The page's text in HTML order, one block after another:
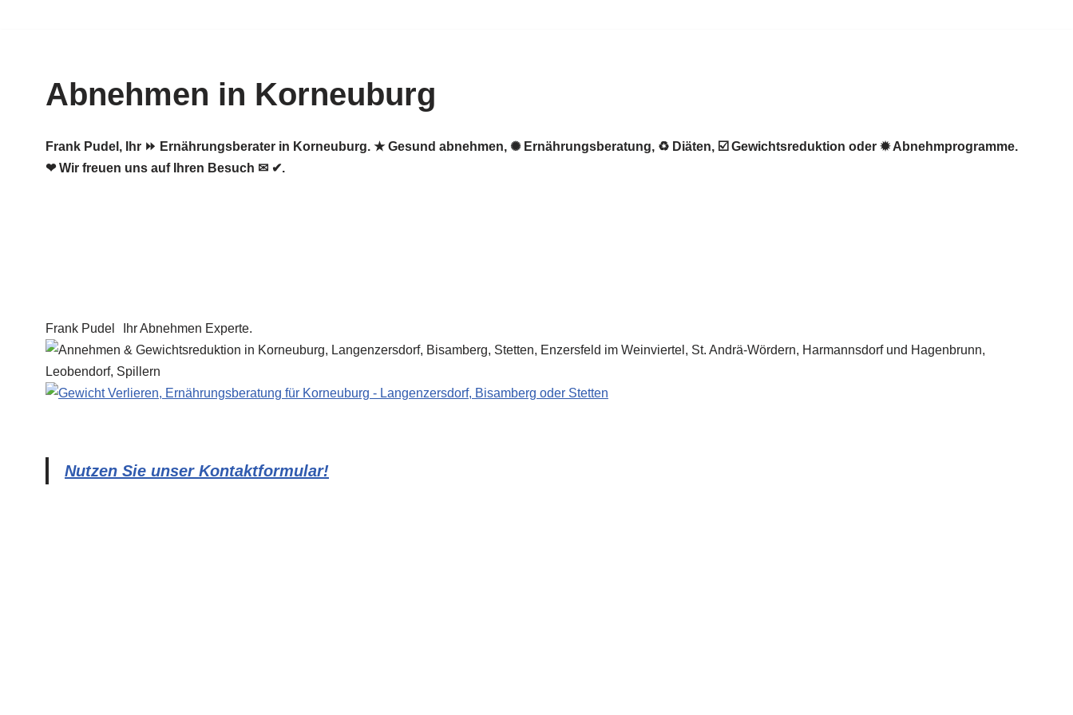
springenAbnehmen in Korneuburg
Frank Pudel, Ihr ⏩ Ernährungsberater in Korneuburg. ★ Gesund abnehmen, ✺ Ernährungsberatung, ♻ Diäten, ☑️ Gewichtsreduktion oder ✹ Abnehmprogramme.
❤ Wir freuen uns auf Ihren Besuch ✉ ✔.
Frank Pudel Ihr Abnehmen Experte.
Nutzen Sie unser Kontaktformular!